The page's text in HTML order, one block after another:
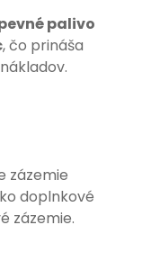
palivo
, čo prináša
zázemie
doplnkové
zázemie.